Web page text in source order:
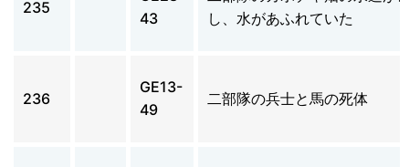
235
43
し、水があふれていた
236
GE13-
49
二部隊の兵士と馬の死体